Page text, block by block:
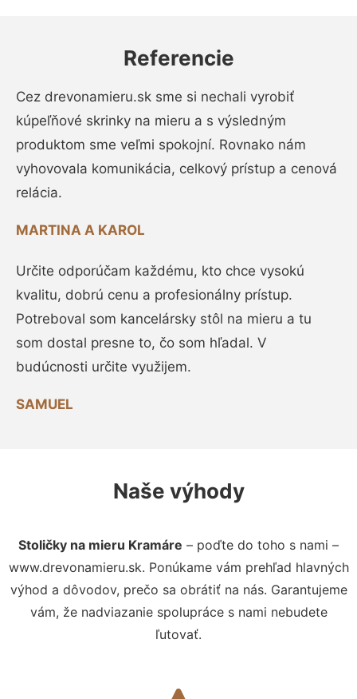
Referencie
Cez drevonamieru.sk sme si nechali vyrobiť
kúpeľňové skrinky na mieru a s výsledným
produktom sme veľmi spokojní. Rovnako nám
vyhovovala komunikácia, celkový prístup a cenová
relácia.
MARTINA A KAROL
Určite odporúčam každému, kto chce vysokú
kvalitu, dobrú cenu a profesionálny prístup.
Potreboval som kancelársky stôl na mieru a tu
som dostal presne to, čo som hľadal. V
budúcnosti určite využijem.
SAMUEL
Naše výhody
Stoličky na mieru Kramáre – poďte do toho s nami –
www.drevonamieru.sk. Ponúkame vám prehľad hlavných
výhod a dôvodov, prečo sa obrátiť na nás. Garantujeme
vám, že nadviazanie spolupráce s nami nebudete
ľutovať.